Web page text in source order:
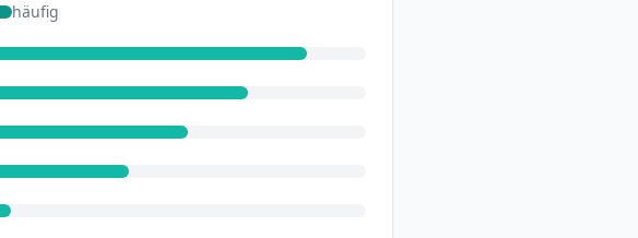
häufig